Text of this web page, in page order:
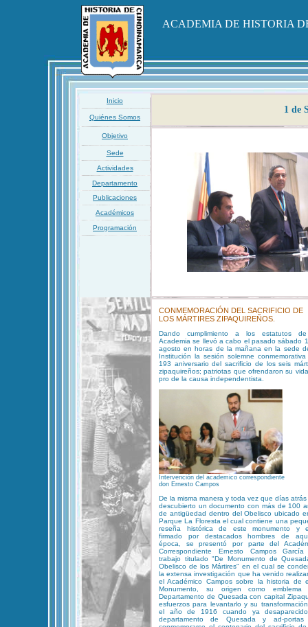
ACADEMIA DE HISTORIA
Inicio
1 de
Quiénes Somos
Objetivo
Sede
Actividades
Departamento
Publicaciones
Académicos
Programación
CONMEMORACIÓN DEL SACRIFICIO DE
LOS MÁRTIRES ZIPAQUIREÑOS.
Dando cumplimiento a los estatutos
Academia se llevó a cabo el pasado sábado
agosto en horas de la mañana en la sede
Institución la sesión solemne
193 aniversario del sacrificio de los seis
zipaquireños; patriotas que ofrendaron su
pro de la causa independentista.
Intervención del academico correspondiente
don Ernesto Campos
De la misma manera y toda vez que días
descubierto un documento con más de 100
de antigüedad dentro del Obelisco ubicado
Parque La Floresta el cual contiene una
reseña histórica de este monumento y
firmado por destacados hombres de
época, se presentó por parte del
Correspondiente Ernesto Campos
trabajo titulado "De Monumento de
Obelisco de los Mártires" en el cual se
la extensa investigación que ha venido
el Académico Campos sobre la historia de
Monumento, su origen como emblema
Departamento de Quesada con capital
esfuerzos para levantarlo y su
el año de 1916 cuando ya
departamento de Quesada y ad-